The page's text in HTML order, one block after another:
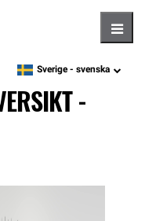
language
Sverige - svenska
-